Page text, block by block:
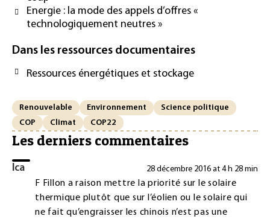
Energie : la mode des appels d’offres «
technologiquement neutres »
Dans les ressources documentaires
Ressources énergétiques et stockage
Renouvelable Environnement
Science politique
COP
Climat COP22
Les derniers commentaires
lca 28 décembre 2016 at 4 h 28 min
F Fillon a raison mettre la priorité sur le solaire
thermique plutôt que sur l’éolien ou le solaire qui
ne fait qu’engraisser les chinois n’est pas une